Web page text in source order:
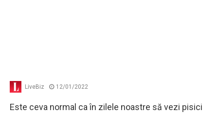
LiveBiz 12/01/2022
Este ceva normal ca în zilele noastre să vezi pisici